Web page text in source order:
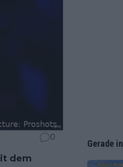
0
dem
Gerade in